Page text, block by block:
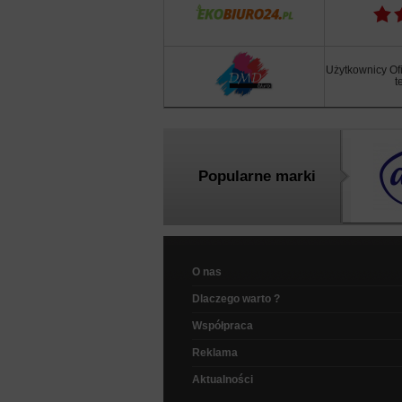
Użytkownicy
Popularne marki
O nas
Dlaczego warto ?
Współpraca
Reklama
Aktualności